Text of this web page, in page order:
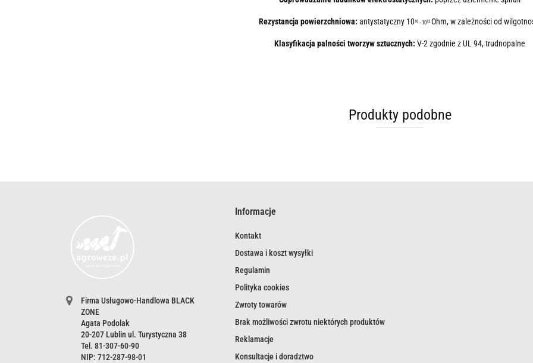
Rezystancja powierzchniowa: antystatyczny 1010 - 1012 Ohm, w zależności od
Klasyfikacja palności tworzyw sztucznych: V-2 zgodnie z UL 94, trudnopalne
Produkty podobne
Firma Usługowo-Handlowa BLACK
ZONE
Agata Podolak
20-207 Lublin ul. Turystyczna 38
Tel. 81-307-60-90
NIP: 712-287-98-01
Informacje
Kontakt
Dostawa i koszt wysyłki
Regulamin
Polityka cookies
Zwroty towarów
Brak możliwości zwrotu niektórych produktów
Reklamacje
Konsultacje i doradztwo